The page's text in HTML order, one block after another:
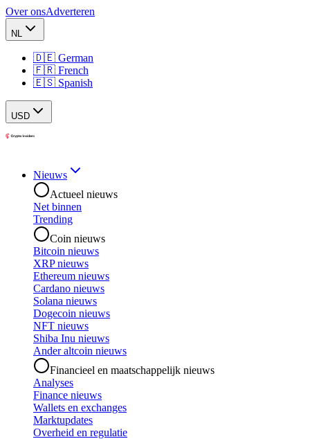
Over onsAdverteren
NL
🇩🇪 German
🇫🇷 French
🇪🇸 Spanish
USD
Nieuws
Actueel nieuws
Net binnen
Trending
Coin nieuws
Bitcoin nieuws
XRP nieuws
Ethereum nieuws
Cardano nieuws
Solana nieuws
Dogecoin nieuws
NFT nieuws
Shiba Inu nieuws
Ander altcoin nieuws
Financieel en maatschappelijk nieuws
Analyses
Finance nieuws
Wallets en exchanges
Marktupdates
Overheid en regulatie